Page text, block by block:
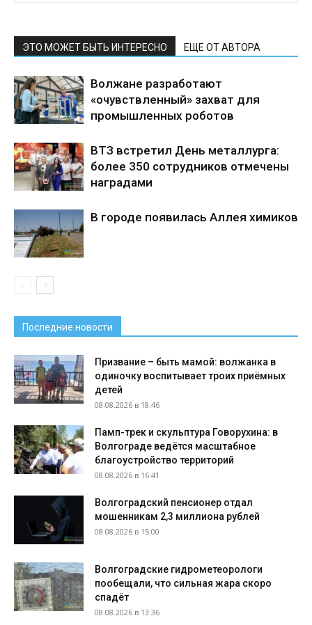
ЭТО МОЖЕТ БЫТЬ ИНТЕРЕСНО ЕЩЕ ОТ АВТОРА
Волжане разработают
«очувствленный» захват для
промышленных роботов
ВТЗ встретил День металлурга:
более 350 сотрудников отмечены
наградами
В городе появилась Аллея химиков
Последние новости
Призвание – быть мамой: волжанка в
одиночку воспитывает троих приёмных
детей
08.08.2026 в 18:46
Памп-трек и скульптура Говорухина: в
Волгограде ведётся масштабное
благоустройство территорий
08.08.2026 в 16:41
Волгоградский пенсионер отдал
мошенникам 2,3 миллиона рублей
08.08.2026 в 15:00
Волгоградские гидрометеорологи
пообещали, что сильная жара скоро
спадёт
08.08.2026 в 13:36